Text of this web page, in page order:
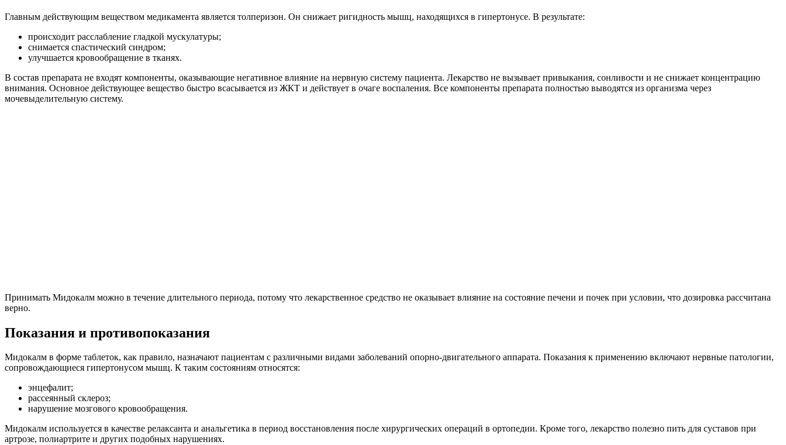
Главным действующим веществом медикамента является толперизон. Он снижает ригидность мышц, находящихся в гипертонусе. В результате:
происходит расслабление гладкой мускулатуры;
снимается спастический синдром;
улучшается кровообращение в тканях.
В состав препарата не входят компоненты, оказывающие негативное влияние на нервную систему пациента. Лекарство не вызывает привыкания, сонливости и не снижает концентрацию
внимания. Основное действующее вещество быстро всасывается из ЖКТ и действует в очаге воспаления. Все компоненты препарата полностью выводятся из организма через
мочевыделительную систему.
Принимать Мидокалм можно в течение длительного периода, потому что лекарственное средство не оказывает влияние на состояние печени и почек при условии, что дозировка рассчитана
верно.
Показания и противопоказания
Мидокалм в форме таблеток, как правило, назначают пациентам с различными видами заболеваний опорно-двигательного аппарата. Показания к применению включают нервные патологии,
сопровождающиеся гипертонусом мышц. К таким состояниям относятся:
энцефалит;
рассеянный склероз;
нарушение мозгового кровообращения.
Мидокалм используется в качестве релаксанта и анальгетика в период восстановления после хирургических операций в ортопедии. Кроме того, лекарство полезно пить для суставов при
артрозе, полиартрите и других подобных нарушениях.